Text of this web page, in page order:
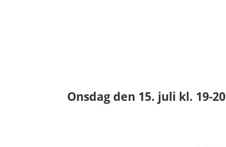
Onsdag den 15. juli kl. 19-20